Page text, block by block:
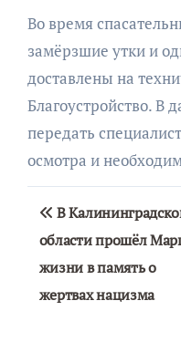
Во время
замёрзшие утки и
доставлены на
Благоустройство. В
передать
осмотра и
по
записям
В
области прошёл
жизни в память о
жертвах нацизма